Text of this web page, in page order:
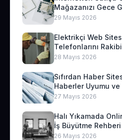
Mağazanızı Gece
29 Mayıs 2026
Elektrikçi Web
Telefonlarını
28 Mayıs 2026
Sıfırdan Haber
Haberler Uyumu
27 Mayıs 2026
Halı Yıkamada
İş Büyütme Rehberi
26 Mayıs 2026